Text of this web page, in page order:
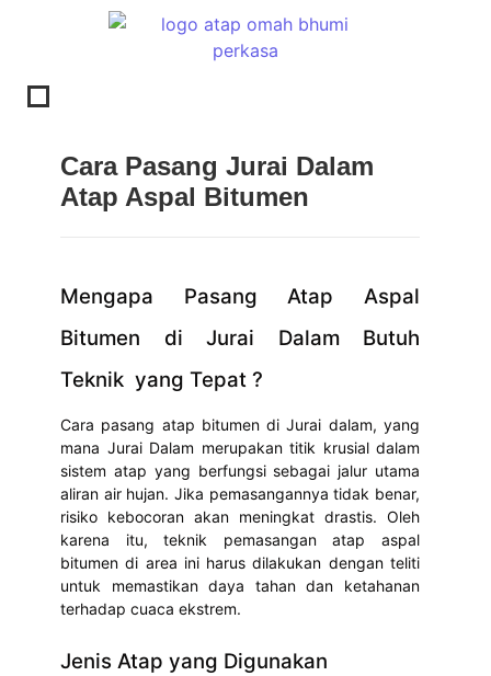
Cara Pasang Jurai Dalam
Atap Aspal Bitumen
Mengapa Pasang Atap Aspal
Bitumen di Jurai Dalam Butuh
Teknik yang Tepat ?
Cara pasang atap bitumen di Jurai dalam, yang
mana Jurai Dalam merupakan titik krusial dalam
sistem atap yang berfungsi sebagai jalur utama
aliran air hujan. Jika pemasangannya tidak benar,
risiko kebocoran akan meningkat drastis. Oleh
karena itu, teknik pemasangan atap aspal
bitumen di area ini harus dilakukan dengan teliti
untuk memastikan daya tahan dan ketahanan
terhadap cuaca ekstrem.
Jenis Atap yang Digunakan